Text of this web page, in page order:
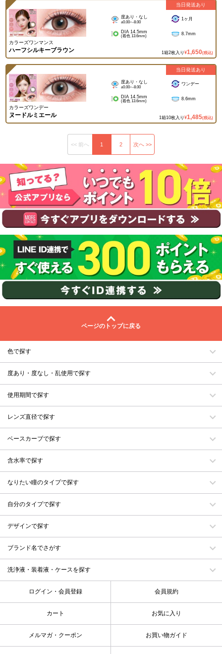
カラーズワンマンス
ハーフシルキーブラウン
度あり・なし
±0.00~-8.00
1ヶ月
DIA 14.5mm
(着色 13.6mm) 8.7mm
1箱2枚入り ¥1,650(税込)
当日発送あり
カラーズワンデー
ヌードルミエール
度あり・なし
±0.00~-8.00
ワンデー
DIA 14.5mm
(着色 13.6mm) 8.6mm
1箱10枚入り ¥1,485(税込)
当日発送あり
<< 前へ 1 2 次へ >>
ページのトップに戻る
色で探す
度あり・度なし・乱使用で探す
使用期間で探す
レンズ直径で探す
ベースカーブで探す
含水率で探す
なりたい瞳のタイプで探す
自分のタイプで探す
デザインで探す
ブランド名でさがす
洗浄液・装着液・ケースを探す
ログイン・会員登録 会員規約
カート お気に入り
メルマガ・クーポン お買い物ガイド